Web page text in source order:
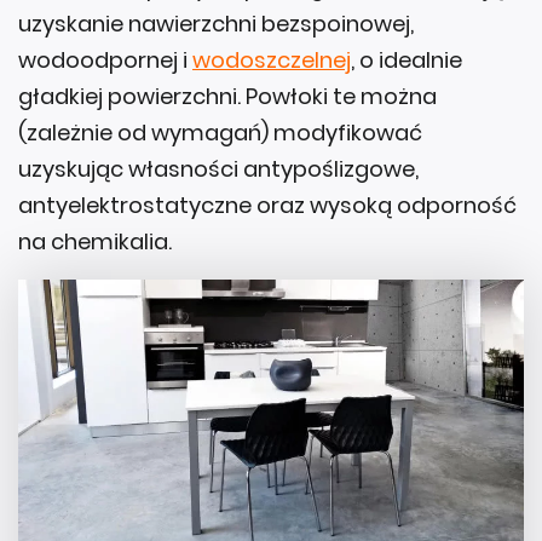
uzyskanie nawierzchni bezspoinowej,
wodoodpornej i wodoszczelnej, o idealnie
gładkiej powierzchni. Powłoki te można
(zależnie od wymagań) modyfikować
uzyskując własności antypoślizgowe,
antyelektrostatyczne oraz wysoką odporność
na chemikalia.